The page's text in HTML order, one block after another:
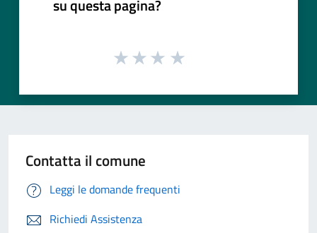
su questa pagina?
Contatta il comune
Leggi le domande frequenti
Richiedi Assistenza